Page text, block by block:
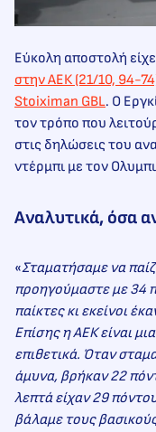
Εύκολη αποστολή
στην ΑΕΚ (21/10, 94-
Stoiximan GBL. Ο
τον τρόπο που
στις δηλώσεις του
ντέρμπι με τον
Αναλυτικά, όσα
«Σταματήσαμε να
προηγούμαστε με 34
παίκτες κι εκείνοι
Επίσης η ΑΕΚ είναι
επιθετικά. Όταν
άμυνα, βρήκαν 22
λεπτά είχαν 29
βάλαμε τους